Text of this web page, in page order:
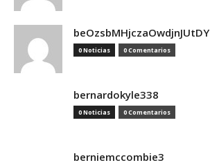
beOzsbMHjczaOwdjnJUtDY
0 Noticias 0 Comentarios
bernardokyle338
0 Noticias 0 Comentarios
berniemccombie3